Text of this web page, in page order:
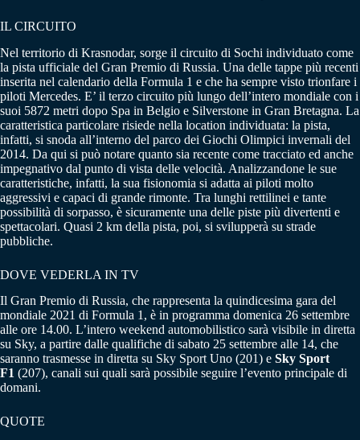
IL CIRCUITO
Nel territorio di Krasnodar, sorge il circuito di Sochi individuato come
la pista ufficiale del Gran Premio di Russia. Una delle tappe più recenti
inserita nel calendario della Formula 1 e che ha sempre visto trionfare i
piloti Mercedes. E’ il terzo circuito più lungo dell’intero mondiale con i
suoi 5872 metri dopo Spa in Belgio e Silverstone in Gran Bretagna. La
caratteristica particolare risiede nella location individuata: la pista,
infatti, si snoda all’interno del parco dei Giochi Olimpici invernali del
2014. Da qui si può notare quanto sia recente come tracciato ed anche
impegnativo dal punto di vista delle velocità. Analizzandone le sue
caratteristiche, infatti, la sua fisionomia si adatta ai piloti molto
aggressivi e capaci di grande rimonte. Tra lunghi rettilinei e tante
possibilità di sorpasso, è sicuramente una delle piste più divertenti e
spettacolari. Quasi 2 km della pista, poi, si svilupperà su strade
pubbliche.
DOVE VEDERLA IN TV
Il Gran Premio di Russia, che rappresenta la quindicesima gara del
mondiale 2021 di Formula 1, è in programma domenica 26 settembre
alle ore 14.00. L’intero weekend automobilistico sarà visibile in diretta
su Sky, a partire dalle qualifiche di sabato 25 settembre alle 14, che
saranno trasmesse in diretta su Sky Sport Uno (201) e Sky Sport
F1 (207), canali sui quali sarà possibile seguire l’evento principale di
domani.
QUOTE